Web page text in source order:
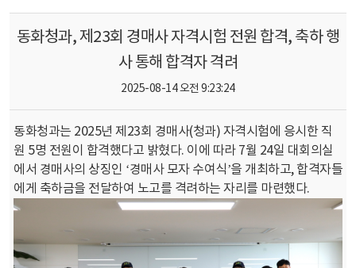
동화청과, 제23회 경매사 자격시험 전원 합격, 축하 행
사 통해 합격자 격려
2025-08-14 오전 9:23:24
동화청과는 2025년 제23회 경매사(청과) 자격시험에 응시한 직
원 5명 전원이 합격했다고 밝혔다. 이에 따라 7월 24일 대회의실
에서 경매사의 상징인 ‘경매사 모자 수여식’을 개최하고, 합격자들
에게 축하금을 전달하여 노고를 격려하는 자리를 마련했다.